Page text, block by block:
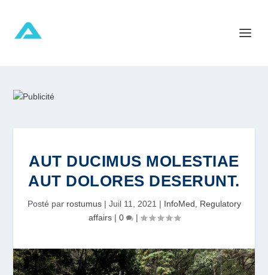
AUT DUCIMUS MOLESTIAE
AUT DOLORES DESERUNT.
Posté par rostumus| Juil 11, 2021 | InfoMed
Regulatory
affairs| 0 |